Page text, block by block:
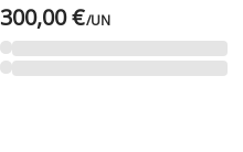
300,00 €/UN